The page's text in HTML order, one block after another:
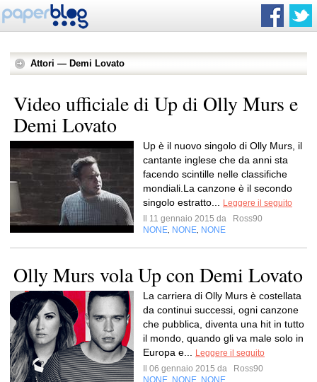
Attori — Demi Lovato
Video ufficiale di Up di Olly Murs e
Demi Lovato
Up è il nuovo singolo di Olly Murs, il
cantante inglese che da anni sta
facendo scintille nelle classifiche
mondiali.La canzone è il secondo
singolo estratto...
Leggere il seguito
Il 11 gennaio 2015 da
Ross90
NONE NONE NONE
Olly Murs vola Up con Demi Lovato
La carriera di Olly Murs è costellata
da continui successi, ogni canzone
che pubblica, diventa una hit in tutto
il mondo, quando gli va male solo in
Europa e...
Leggere il seguito
Il 06 gennaio 2015 da
Ross90
NONE NONE NONE